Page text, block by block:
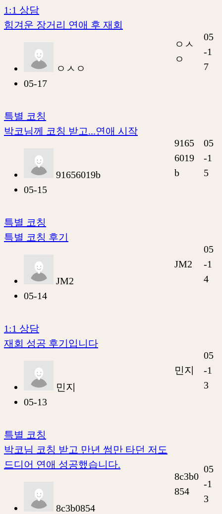
1:1 상담
힘겨운 장거리 연애 후 재회
ㅇㅅㅇ
05-17
ㅇㅅ
ㅇ
05
-1
7
특별 코칭
박코님께 코칭 받고...연애 시작
91656019b
05-15
9165
6019
b
05
-1
5
특별 코칭
특별 코칭 후기
JM2
05-14
JM2
05
-1
4
1:1 상담
재회 성공 후기입니다
민지
05-13
민지
05
-1
3
특별 코칭
박코님 코칭 받고 만년 썸만 타던 저도
드디어 연애 성공했습니다.
8c3b0854
8c3b0
854
05
-1
3